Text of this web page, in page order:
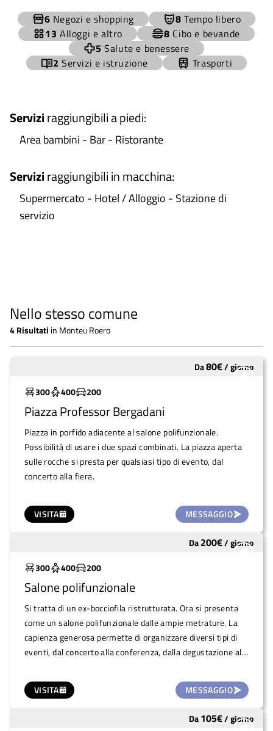
+
−
6 Negozi e shopping 8 Tempo libero
13 Alloggi e altro 8 Cibo e bevande
5 Salute e benessere
2 Servizi e istruzione Trasporti
Serviziraggiungibili a piedi:
Area bambini - Bar - Ristorante
Serviziraggiungibili in macchina:
Supermercato - Hotel / Alloggio - Stazione di
servizio
Nello stesso comune
4Risultati in Monteu Roero
VISITA MESSAGGIO
Da80€/giorno
300
400 200
Piazza Professor Bergadani
Piazza in porfido adiacente al salone polifunzionale.
Possibilità di usare i due spazi combinati. La piazza aperta
sulle rocche si presta per qualsiasi tipo di evento, dal
concerto alla fiera.
VISITA MESSAGGIO
Da200€/giorno
300
400 200
Salone polifunzionale
Si tratta di un ex-bocciofila ristrutturata. Ora si presenta
come un salone polifunzionale dalle ampie metrature. La
capienza generosa permette di organizzare diversi tipi di
eventi, dal concerto alla conferenza, dalla degustazione alla
sala adiacente più piccola di 60 mq, dove si trova anche un
frigo per conservare i cibi.
Da105€/giorno